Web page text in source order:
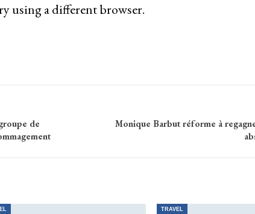
using a different browser.
de
Monique Barbut réforme à
TRAVEL